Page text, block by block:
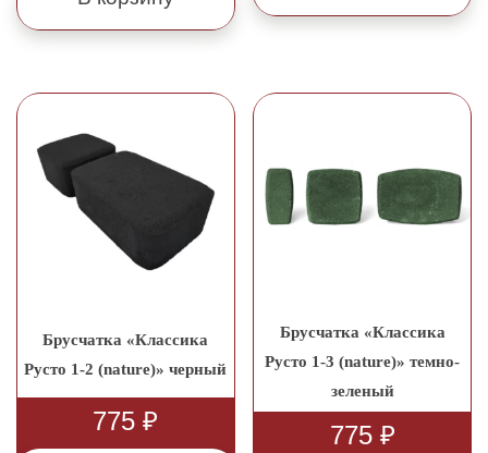
Брусчатка «Классика
Русто 1-2 (nature)» черный
775₽
Брусчатка «Классика
Русто 1-3 (nature)» темно-
зеленый
775 ₽